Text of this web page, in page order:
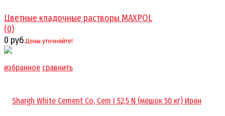
избранное сравнить
Цветные кладочные растворы MAXPOL
(0)
0 руб.Цены уточняйте!